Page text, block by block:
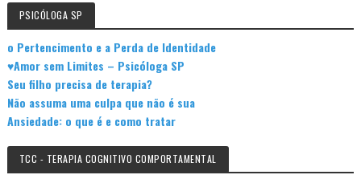
PSICÓLOGA SP
o Pertencimento e a Perda de Identidade
♥Amor sem Limites – Psicóloga SP
Seu filho precisa de terapia?
Não assuma uma culpa que não é sua
Ansiedade: o que é e como tratar
TCC - TERAPIA COGNITIVO COMPORTAMENTAL